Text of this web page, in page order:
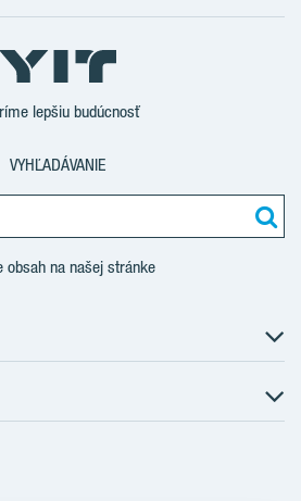
YouTube
lepšiu budúcnosť
VYHĽADÁVANIE
obsah na našej stránke